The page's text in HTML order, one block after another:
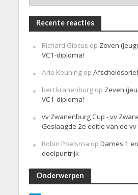
Recente reacties
Richard Gibcus op Zeven
VC1-diploma!
Arie Keuningop
bert kranenburgop Zeven
VC1-diploma!
vv Zwanenburg Cup - vv
Geslaagde 2e editie van de
Robin Poelsma op Dames 1
doelpuntrijk
Onderwerpen